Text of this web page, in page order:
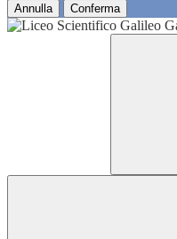
Annulla Conferma